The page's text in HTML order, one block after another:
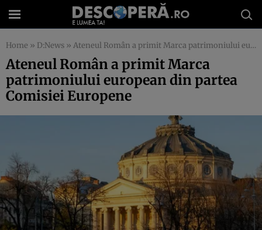
Home » D:News » Ateneul Român a primit Marca patrimoniului european din partea Comisiei Europene
Ateneul Român a primit Marca
patrimoniului european din partea
Comisiei Europene